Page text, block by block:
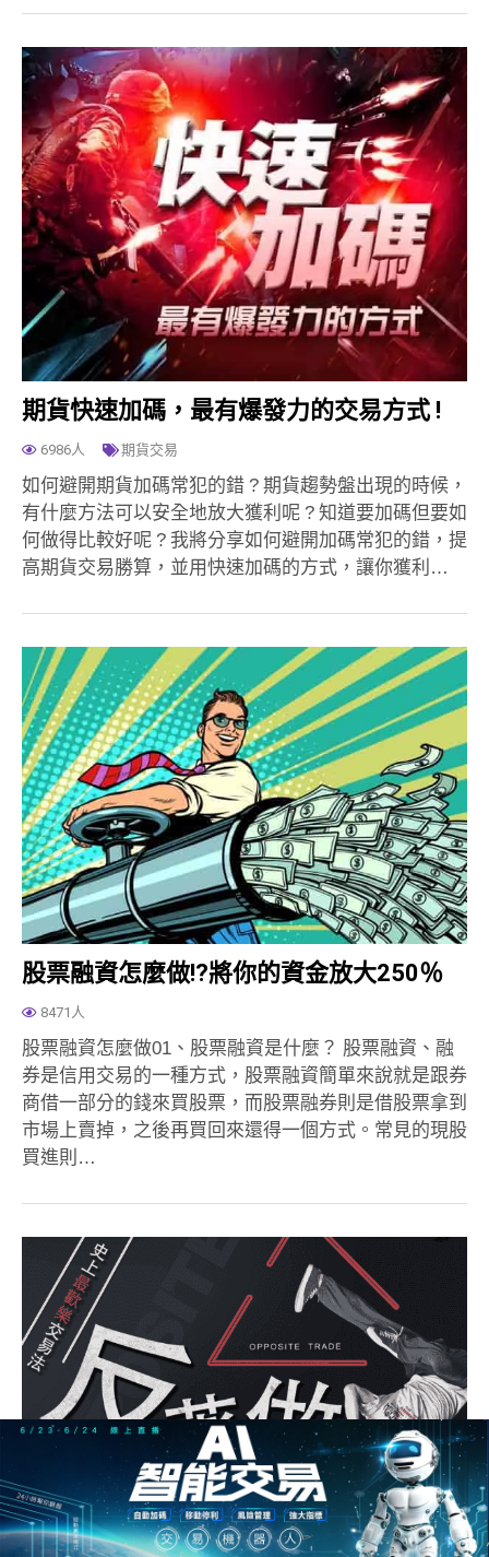
期貨快速加碼，最有爆發力的交易方式 !
6986人 期貨交易
如何避開期貨加碼常犯的錯 ? 期貨趨勢盤出現的時候，
有什麼方法可以安全地放大獲利呢 ? 知道要加碼但要如
何做得比較好呢 ? 我將分享如何避開加碼常犯的錯，提
高期貨交易勝算，並用快速加碼的方式，讓你獲利…
股票融資怎麼做!?將你的資金放大250％
8471人
股票融資怎麼做01、股票融資是什麼？ 股票融資、融
券是信用交易的一種方式，股票融資簡單來說就是跟券
商借一部分的錢來買股票，而股票融券則是借股票拿到
市場上賣掉，之後再買回來還得一個方式。常見的現股
買進則…